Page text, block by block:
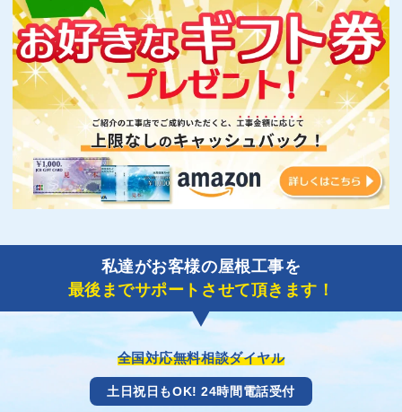
私達がお客様の屋根工事を
最後までサポートさせて頂きます！
全国対応無料相談ダイヤル
土日祝日もOK! 24時間電話受付